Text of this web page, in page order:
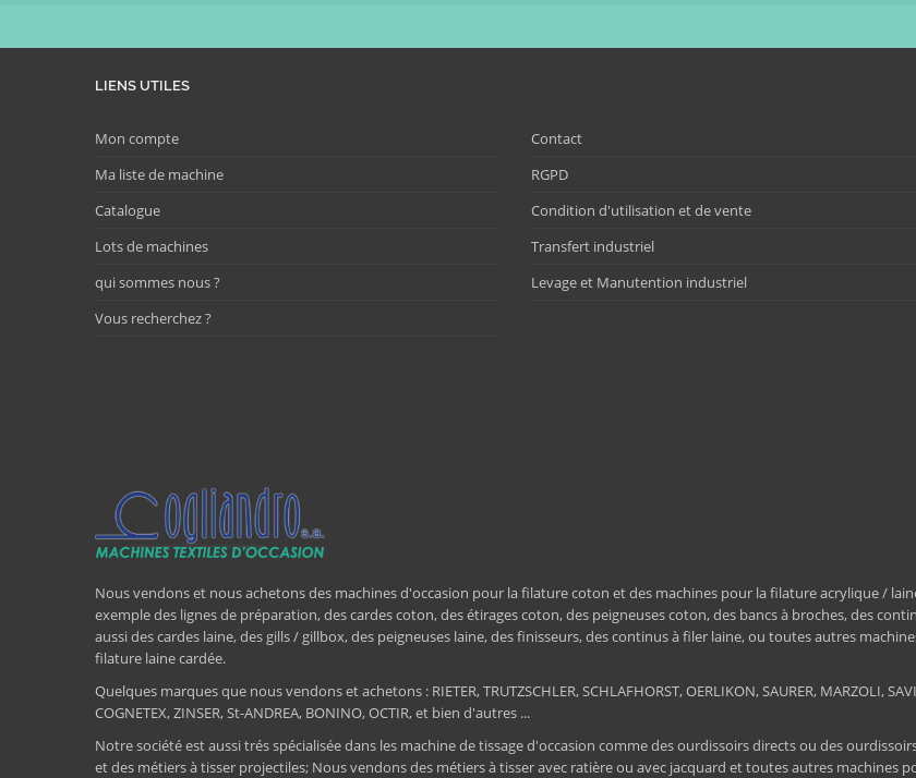
LIENS UTILES
Mon compte
Ma liste de machine
Catalogue
Lots de machines
qui sommes nous ?
Vous recherchez ?
Contact
RGPD
Condition d'utilisation et de vente
Transfert industriel
Levage et Manutention industriel
Nous vendons et nous achetons des machines d'occasion pour la filature coton et des machines pour la filature acrylique /
exemple des lignes de préparation, des cardes coton, des étirages coton, des peigneuses coton, des bancs à broches, des
aussi des cardes laine, des gills / gillbox, des peigneuses laine, des finisseurs, des continus à filer laine, ou toutes autres
filature laine cardée.
Quelques marques que nous vendons et achetons : RIETER, TRUTZSCHLER, SCHLAFHORST, OERLIKON, SAURER, MARZOLI,
COGNETEX, ZINSER, St-ANDREA, BONINO, OCTIR, et bien d'autres ...
Notre société est aussi trés spécialisée dans les machine de tissage d'occasion comme des ourdissoirs directs ou des
et des métiers à tisser projectiles; Nous vendons des métiers à tisser avec ratière ou avec jacquard et toutes autres machines